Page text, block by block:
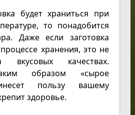
будет храниться при
то понадобится
Даже если заготовка
хранения, это не
вкусовых качествах.
образом «сырое
пользу вашему
здоровье.